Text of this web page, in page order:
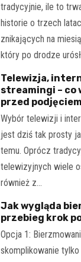
tradycyjnie, ile to
historie o trzech
znikających na
który po drodze
Telewizja,
streamingi – co
przed
Wybór telewizji i
jest dziś tak prosty
temu. Oprócz
telewizyjnych wiele
również z…
Jak wygląda
przebieg krok
Opcja 1:
skomplikowanie